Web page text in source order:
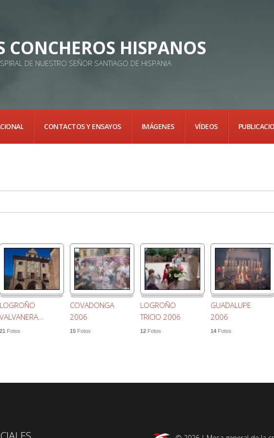
CONCHEROS HISPANOS
DE NUESTRO SEÑOR SANTIAGO DE HISPANIA
CONTACTOS Y ENSAYOS IMÁGENES VÍDEOS
LOGROÑO
VALVANERA...
21 Fotos
COVADONGA
2006
15 Fotos
LOGROÑO
TRICIO 2006
12 Fotos
GUADALUPE
2006
14 Fotos